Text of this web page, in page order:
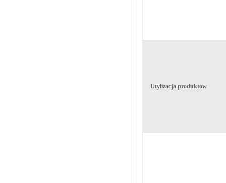
Utylizacja produktów